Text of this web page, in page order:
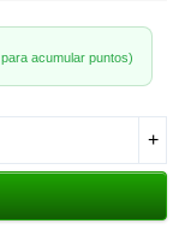
acumular puntos)
+